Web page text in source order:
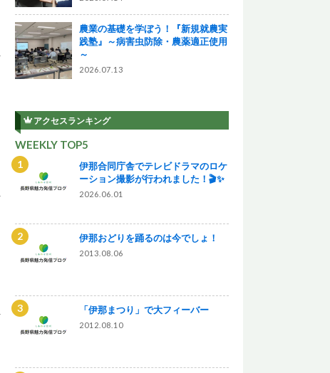
農業の基礎を学ぼう！『新規就農実
践塾』～病害虫防除・農薬適正使用
～
2026.07.13
アクセスランキング
WEEKLY TOP5
伊那合同庁舎でテレビドラマのロケ
ーション撮影が行われました！🎬✨
2026.06.01
伊那おどりを踊るのは今でしょ！
2013.08.06
「伊那まつり」で大フィーバー
2012.08.10